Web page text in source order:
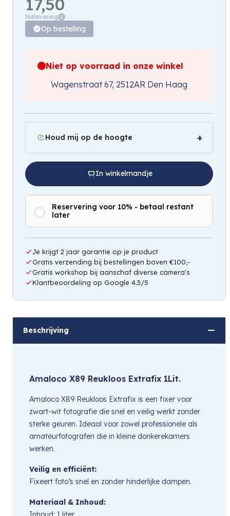
Nalevering
Op bestelling
Niet op voorraad in onze winkel
Wagenstraat 67, 2512AR Den Haag
Houd mij op de hoogte
Hou mij op de hoogte
In winkelmandje
Reservering voor 10% - betaal restant
later
Je krijgt 2 jaar garantie op je product
Gratis verzending bij bestellingen boven €100,-
Gratis workshop bij aanschaf diverse camera's
Klantbeoordeling op Google 4.3/5
Beschrijving
Amaloco X89 Reukloos Extrafix 1Lit.
Amaloco X89 Reukloos Extrafix is een fixer voor
zwart-wit fotografie die snel en veilig werkt zonder
sterke geuren. Ideaal voor zowel professionele als
amateurfotografen die in kleine donkerekamers
werken.
Veilig en efficiënt:
Fixeert foto’s snel en zonder hinderlijke dampen.
Materiaal & Inhoud: